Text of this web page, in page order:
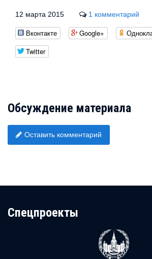
12 марта 2015 1 комментарий
Вконтакте Google+
Twitter
Обсуждение материала
Оставить комментарий
Cпецпроекты